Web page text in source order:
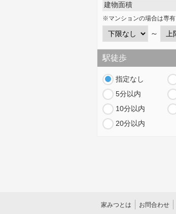
建物面積
※マンションの場合は専有
～
駅徒歩
指定なし
5分以内
10分以内
20分以内
家みつとは お問合わせ